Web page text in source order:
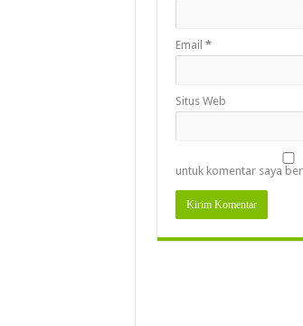
Email *
Situs Web
untuk komentar saya